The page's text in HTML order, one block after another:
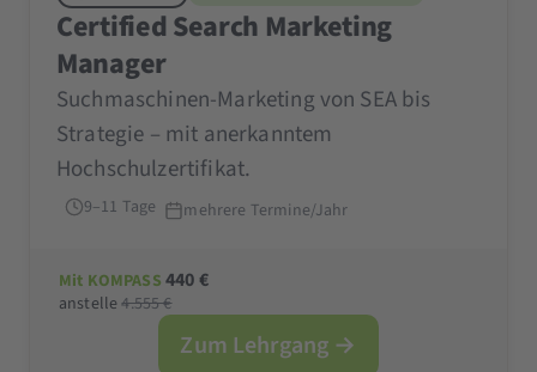
Certified Search Marketing
Manager
Suchmaschinen-Marketing von SEA bis
Strategie – mit anerkanntem
Hochschulzertifikat.
9–11 Tage mehrere Termine/Jahr
Mit KOMPASS 440 €
anstelle4.555 €
Zum Lehrgang →